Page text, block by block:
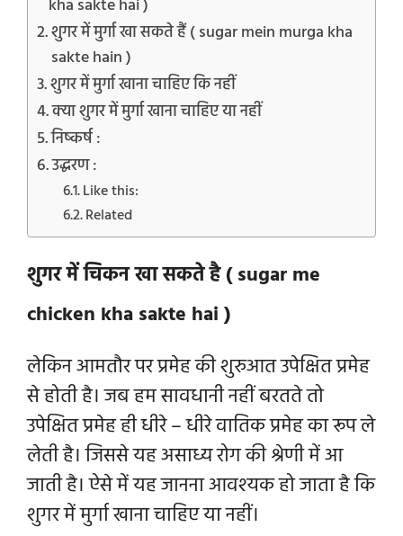
kha sakte hai )
शुगर में मुर्गा खा सकते हैं ( sugar mein murga kha
sakte hain )
शुगर में मुर्गा खाना चाहिए कि नहीं
क्या शुगर में मुर्गा खाना चाहिए या नहीं
निष्कर्ष :
उद्धरण :
Like this:
Related
शुगर में चिकन खा सकते है ( sugar me
chicken kha sakte hai )
लेकिन आमतौर पर प्रमेह की शुरुआत उपेक्षित प्रमेह
से होती है। जब हम सावधानी नहीं बरतते तो
उपेक्षित प्रमेह ही धीरे – धीरे वातिक प्रमेह का रूप ले
लेती है। जिससे यह असाध्य रोग की श्रेणी में आ
जाती है। ऐसे में यह जानना आवश्यक हो जाता है कि
शुगर में मुर्गा खाना चाहिए या नहीं।